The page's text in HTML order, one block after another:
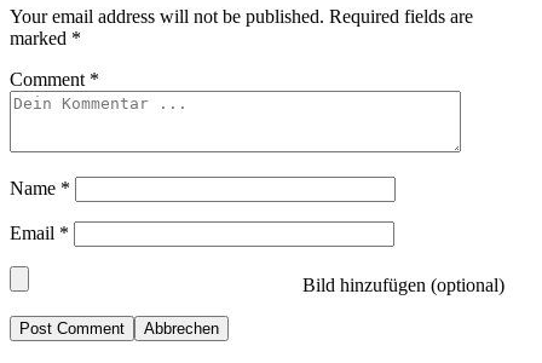
Your email address will not be published. Required fields are
marked *
Comment *
Name *
Email *
Bild hinzufügen (optional)
Abbrechen